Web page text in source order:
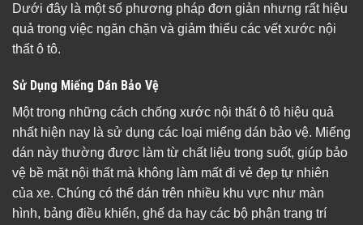
Dưới đây là một số phương pháp đơn giản nhưng rất hiệu
quả trong việc ngăn chặn và giảm thiểu các vết xước nội
thất ô tô.
Sử Dụng Miếng Dán Bảo Vệ
Một trong những cách chống xước nội thất ô tô hiệu quả
nhất hiện nay là sử dụng các loại miếng dán bảo vệ. Miếng
dán này thường được làm từ chất liệu trong suốt, giúp bảo
vệ bề mặt nội thất mà không làm mất đi vẻ đẹp tự nhiên
của xe. Chúng có thể dán trên nhiều khu vực như màn
hình, bảng điều khiển, ghế da hay các bộ phận trang trí